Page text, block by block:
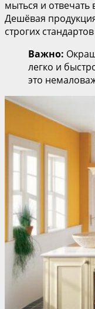
мыться и отвечать
Дешёвая
строгих
Важно:
легко и
это